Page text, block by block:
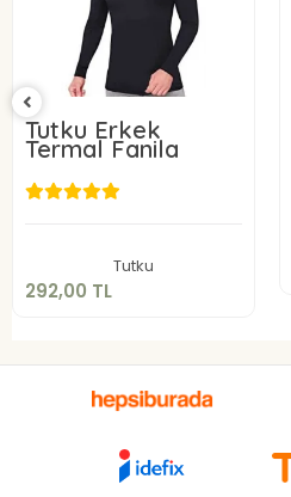
Tutku Erkek
Termal Fanila
Tutku
292,00 TL
292,00 TL